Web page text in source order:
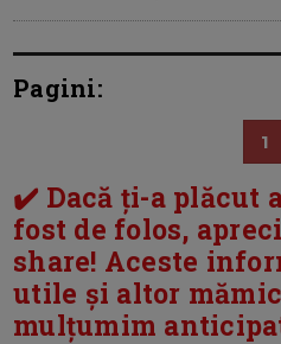
Pagini:
1
✔️ Dacă ți-a plăcut
fost de folos,
share! Aceste
utile și altor
mulțumim